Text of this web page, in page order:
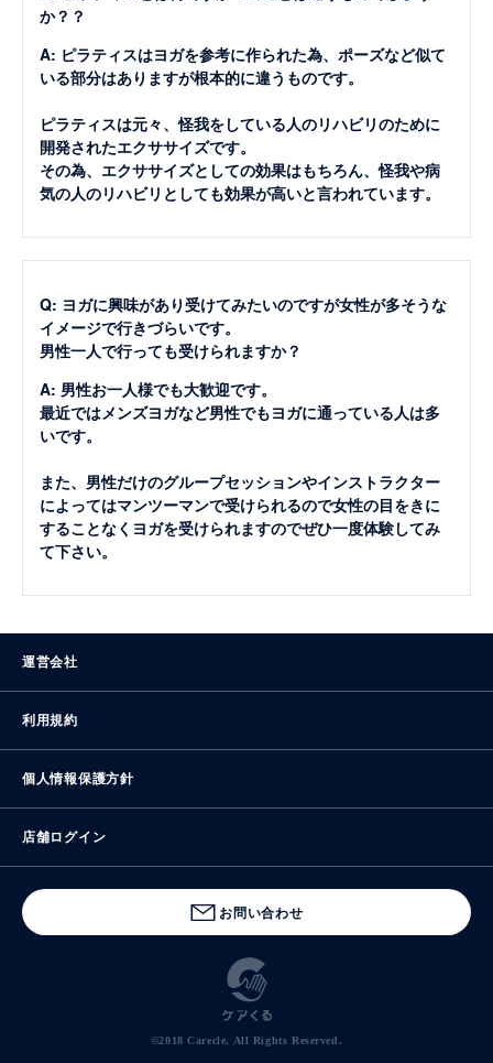
か？？
A: ピラティスはヨガを参考に作られた為、ポーズなど似て
いる部分はありますが根本的に違うものです。
ピラティスは元々、怪我をしている人のリハビリのために
開発されたエクササイズです。
その為、エクササイズとしての効果はもちろん、怪我や病
気の人のリハビリとしても効果が高いと言われています。
Q: ヨガに興味があり受けてみたいのですが女性が多そうな
イメージで行きづらいです。
男性一人で行っても受けられますか？
A: 男性お一人様でも大歓迎です。
最近ではメンズヨガなど男性でもヨガに通っている人は多
いです。
また、男性だけのグループセッションやインストラクター
によってはマンツーマンで受けられるので女性の目をきに
することなくヨガを受けられますのでぜひ一度体験してみ
て下さい。
運営会社
利用規約
個人情報保護方針
店舗ログイン
お問い合わせ
©2018 Carecle, All Rights Reserved.